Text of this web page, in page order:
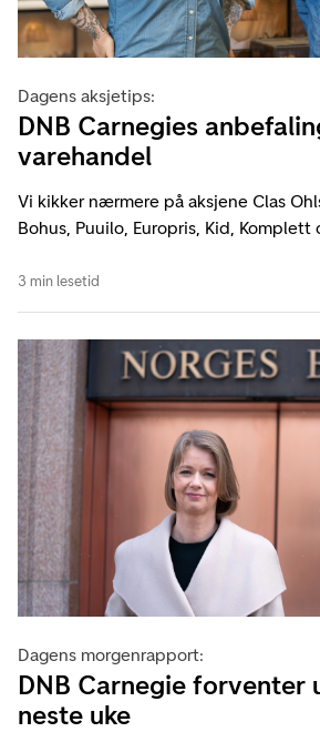
Dagens aksjetips:
DNB Carnegies
varehandel
Vi kikker nærmere på aksjene Clas
Bohus, Puuilo, Europris, Kid, Komplett
3 min lesetid
Dagens morgenrapport:
DNB Carnegie forventer
neste uke